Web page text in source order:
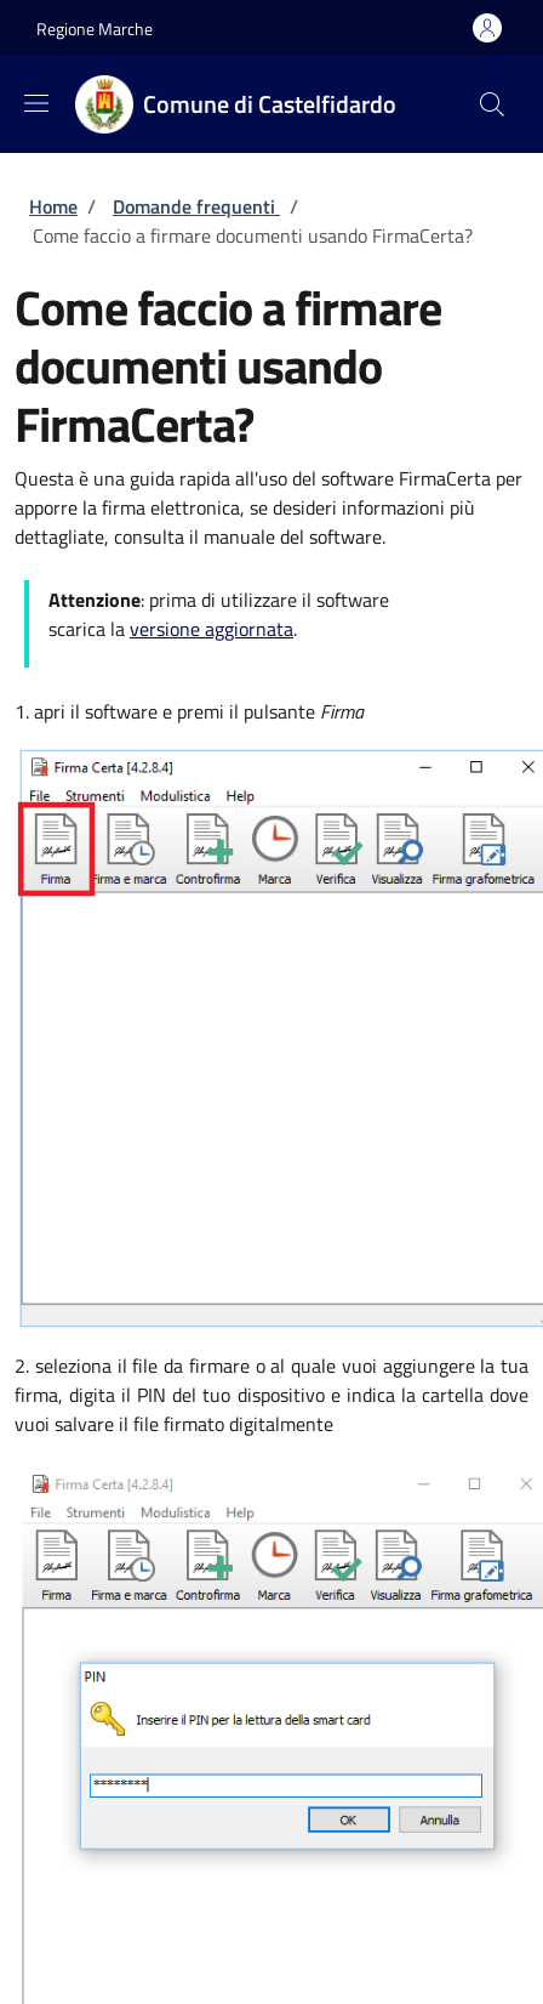
Regione Marche
Comune di Castelfidardo
Briciole di pane
Home / Domande frequenti /
Come faccio a firmare documenti usando FirmaCerta?
Come faccio a firmare
documenti usando
FirmaCerta?
Questa è una guida rapida all'uso del software FirmaCerta per
apporre la firma elettronica, se desideri informazioni più
dettagliate, consulta il manuale del software.
Attenzione: prima di utilizzare il software
scarica laversione aggiornata.
1. apri il software e premi il pulsante Firma
2. seleziona il file da firmare o al quale vuoi aggiungere la tua
firma, digita il PIN del tuo dispositivo e indica la cartella dove
vuoi salvare il file firmato digitalmente